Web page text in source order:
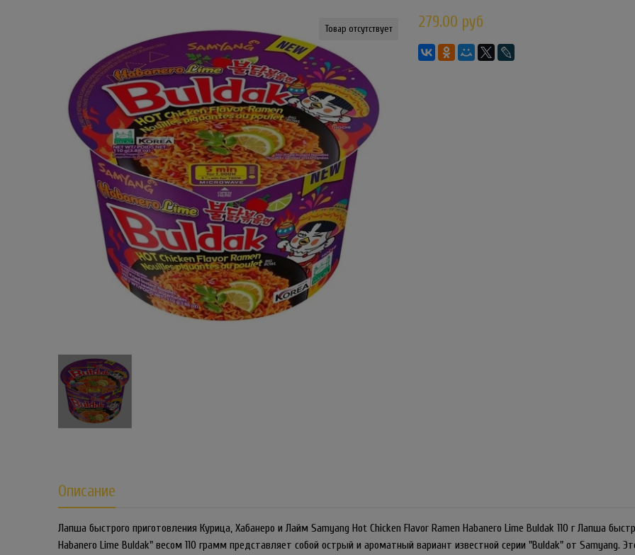
Товар отсутствует 279.00 руб
Описание
Лапша быстрого приготовления Курица, Хабанеро и Лайм Samyang Hot Chicken Flavor Ramen Habanero Lime Buldak 110 г Лапша
Habanero Lime Buldak" весом 110 грамм представляет собой острый и ароматный вариант известной серии "Buldak" от Samyang.